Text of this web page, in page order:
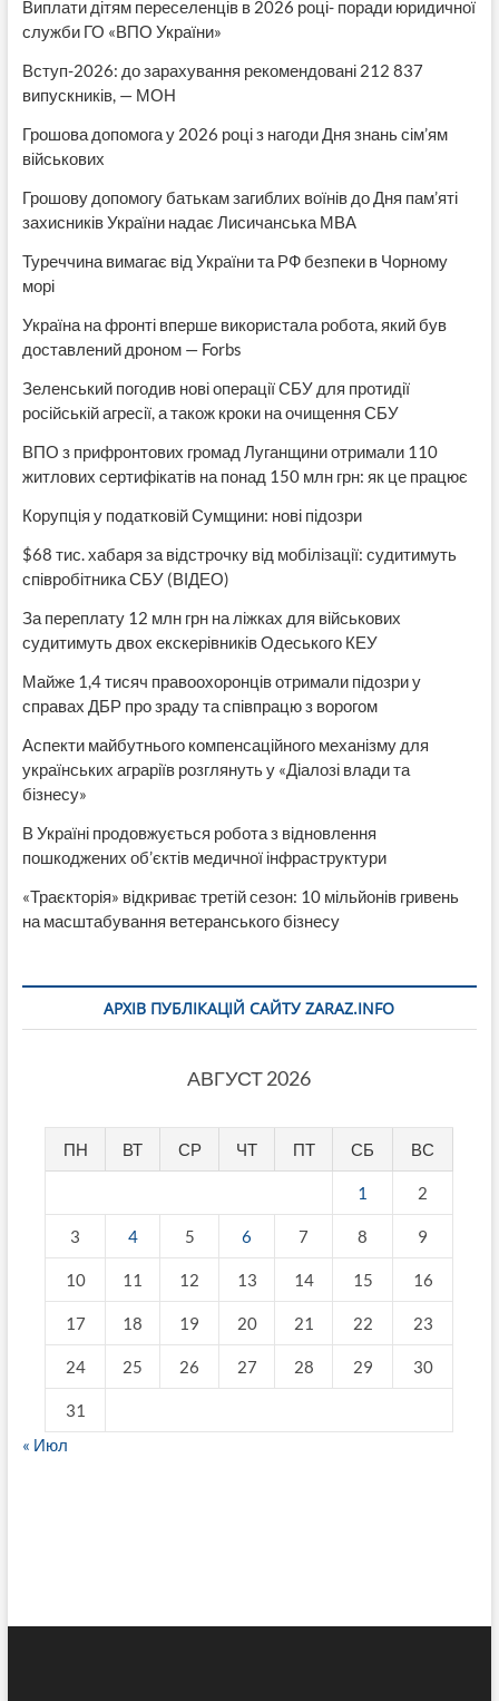
Виплати дітям переселенців в 2026 році- поради юридичної
служби ГО «ВПО України»
Вступ-2026: до зарахування рекомендовані 212 837
випускників, — МОН
Грошова допомога у 2026 році з нагоди Дня знань сім’ям
військових
Грошову допомогу батькам загиблих воїнів до Дня пам’яті
захисників України надає Лисичанська МВА
Туреччина вимагає від України та РФ безпеки в Чорному
морі
Україна на фронті вперше використала робота, який був
доставлений дроном — Forbs
Зеленський погодив нові операції СБУ для протидії
російській агресії, а також кроки на очищення СБУ
ВПО з прифронтових громад Луганщини отримали 110
житлових сертифікатів на понад 150 млн грн: як це працює
Корупція у податковій Сумщини: нові підозри
$68 тис. хабаря за відстрочку від мобілізації: судитимуть
співробітника СБУ (ВІДЕО)
За переплату 12 млн грн на ліжках для військових
судитимуть двох екскерівників Одеського КЕУ
Майже 1,4 тисяч правоохоронців отримали підозри у
справах ДБР про зраду та співпрацю з ворогом
Аспекти майбутнього компенсаційного механізму для
українських аграріїв розглянуть у «Діалозі влади та
бізнесу»
В Україні продовжується робота з відновлення
пошкоджених об’єктів медичної інфраструктури
«Траєкторія» відкриває третій сезон: 10 мільйонів гривень
на масштабування ветеранського бізнесу
АРХІВ ПУБЛІКАЦІЙ САЙТУ ZARAZ.INFO
АВГУСТ 2026
ПН ВТ СР ЧТ ПТ СБ ВС
1 2
3 4 5 6 7 8 9
10 11 12 13 14 15 16
17 18 19 20 21 22 23
24 25 26 27 28 29 30
31
« Июл